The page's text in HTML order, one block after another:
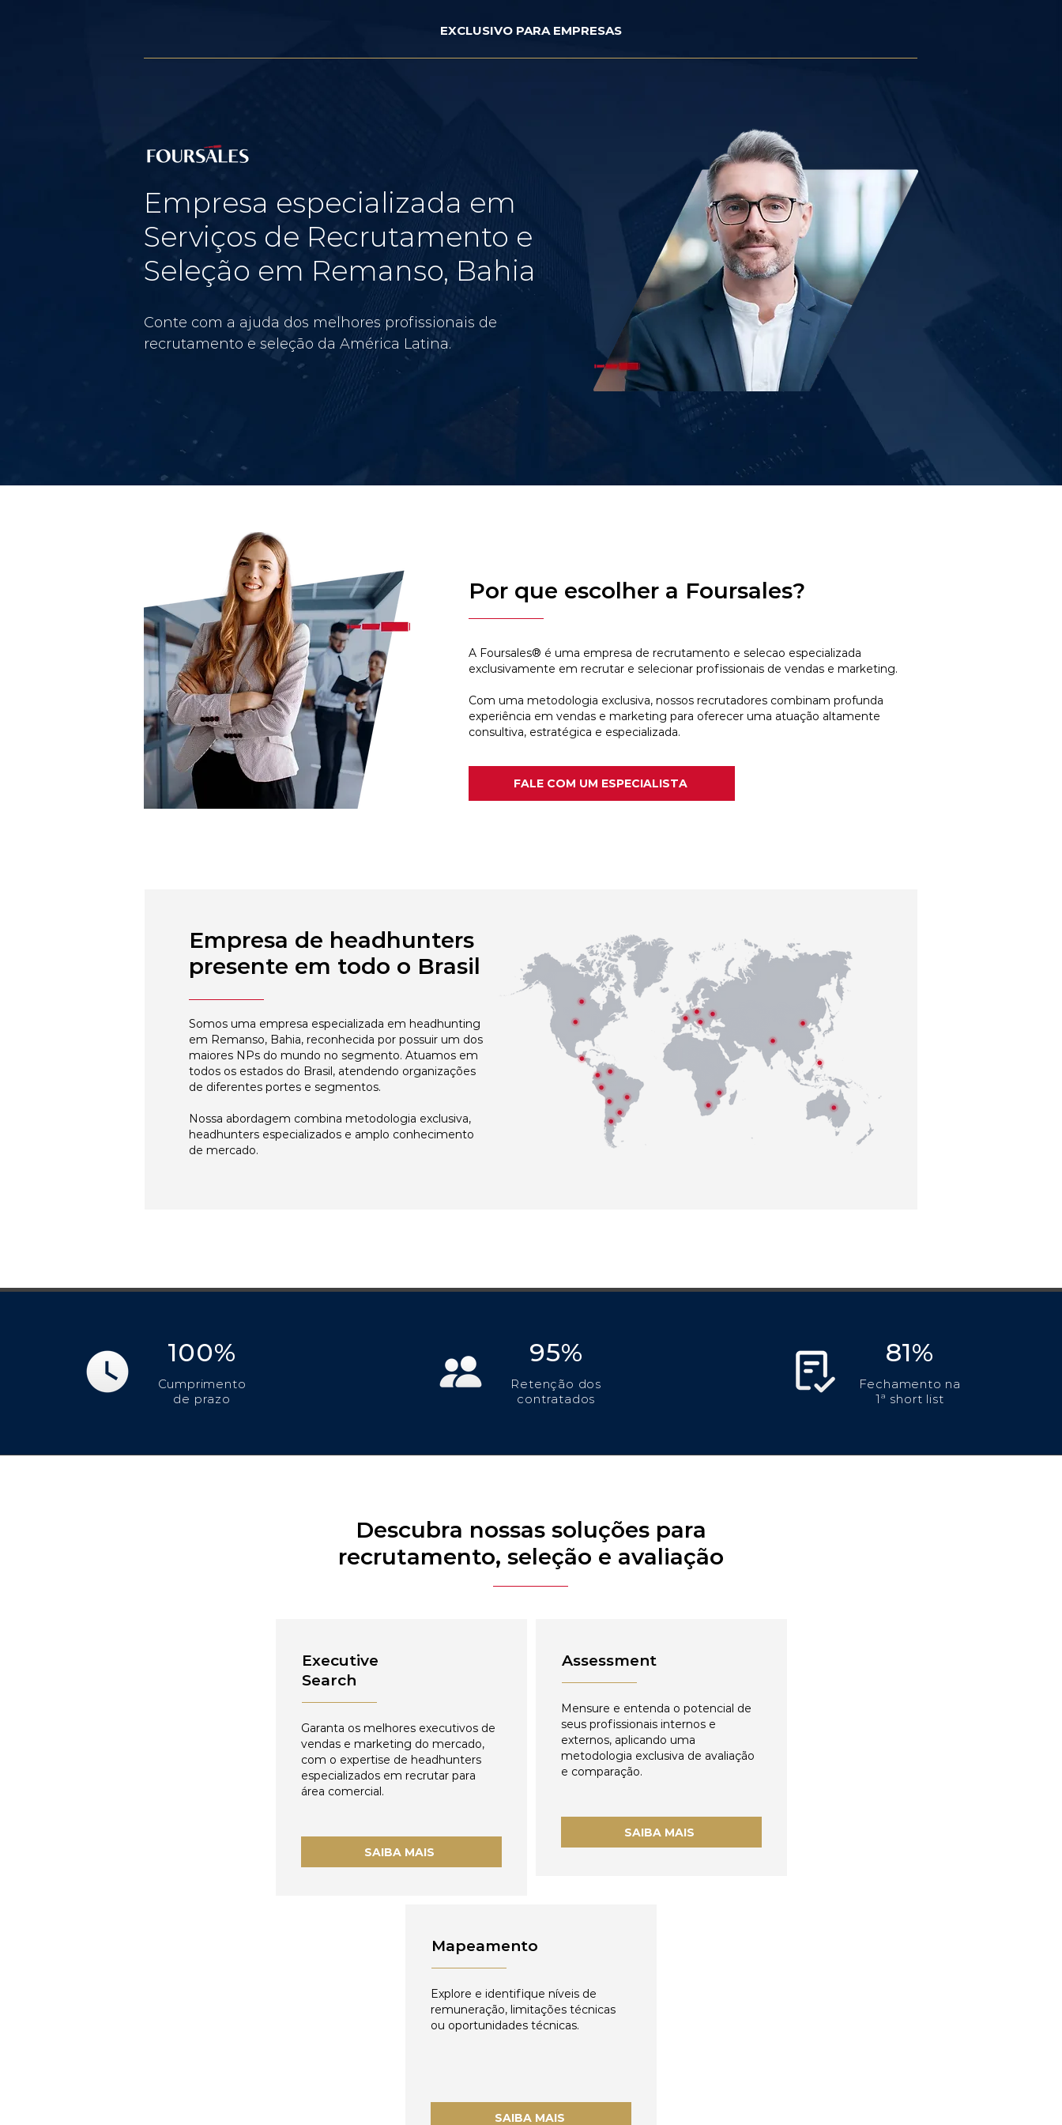
EXCLUSIVO PARA EMPRESAS
Empresa especializada em
Serviços de Recrutamento e
Seleção em Remanso, Bahia
Conte com a ajuda dos melhores profissionais de
recrutamento e seleção da América Latina.
Por que escolher a Foursales?
A Foursales® é uma empresa de recrutamento e selecao especializada
exclusivamente em recrutar e selecionar profissionais de vendas e marketing.
Com uma metodologia exclusiva, nossos recrutadores combinam profunda
experiência em vendas e marketing para oferecer uma atuação altamente
consultiva, estratégica e especializada.
FALE COM UM ESPECIALISTA
Empresa de headhunters
presente em todo o Brasil
Somos uma empresa especializada em headhunting
em Remanso, Bahia, reconhecida por possuir um dos
maiores NPs do mundo no segmento. Atuamos em
todos os estados do Brasil, atendendo organizações
de diferentes portes e segmentos.
Nossa abordagem combina metodologia exclusiva,
headhunters especializados e amplo conhecimento
de mercado.
100%
Cumprimento
de prazo
95%
Retenção dos
contratados
81%
Fechamento na
1ª short list
Descubra nossas soluções para
recrutamento, seleção e avaliação
Executive
Search
Garanta os melhores executivos de
vendas e marketing do mercado,
com o expertise de headhunters
especializados em recrutar para
área comercial.
SAIBA MAIS
Assessment
Mensure e entenda o potencial de
seus profissionais internos e
externos, aplicando uma
metodologia exclusiva de avaliação
e comparação.
SAIBA MAIS
Mapeamento
Explore e identifique níveis de
remuneração, limitações técnicas
ou oportunidades técnicas.
SAIBA MAIS